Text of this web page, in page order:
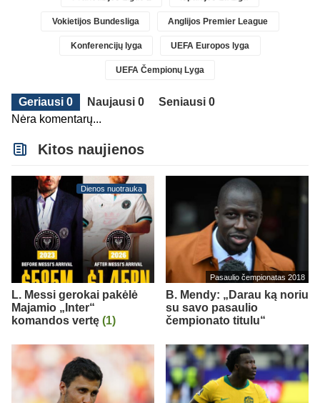
Vokietijos Bundesliga Anglijos Premier League
Konferencijų lyga UEFA Europos lyga
UEFA Čempionų Lyga
Geriausi 0 Naujausi 0
Seniausi 0
Nėra komentarų...
Kitos naujienos
Dienos nuotrauka
L. Messi gerokai pakėlė
Majamio „Inter“
komandos vertę (1)
Pasaulio čempionatas 2018
B. Mendy: „Darau ką noriu
su savo pasaulio
čempionato titulu“